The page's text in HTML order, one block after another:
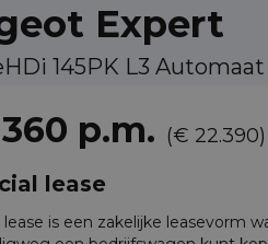
Expert
145PK L3 Automaat
p.m. (€ 22.390)
lease
lease is een zakelijke leasevorm